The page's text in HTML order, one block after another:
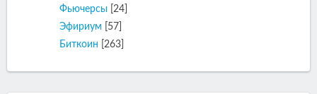
Фьючерсы
[24]
Эфириум
[57]
Биткоин
[263]